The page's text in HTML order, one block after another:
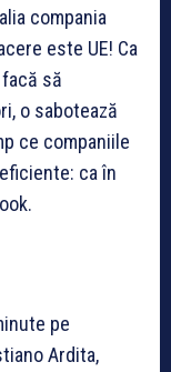
compania
este UE! Ca
să
o sabotează
ce companiile
ca în
pe
Ardita,